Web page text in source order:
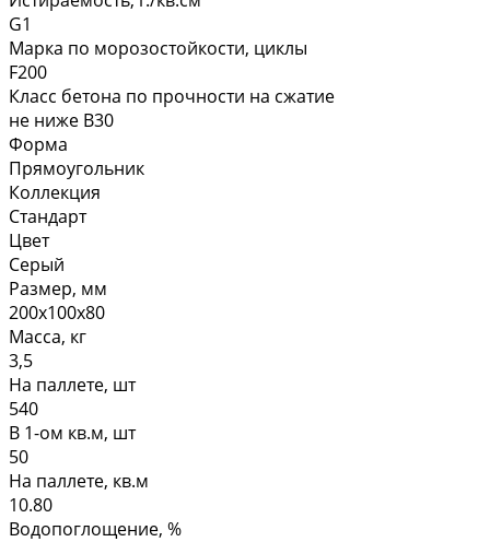
G1
Марка по морозостойкости, циклы
F200
Класс бетона по прочности на сжатие
не ниже В30
Форма
Прямоугольник
Коллекция
Стандарт
Цвет
Серый
Размер, мм
200х100х80
Масса, кг
3,5
На паллете, шт
540
В 1-ом кв.м, шт
50
На паллете, кв.м
10.80
Водопоглощение, %